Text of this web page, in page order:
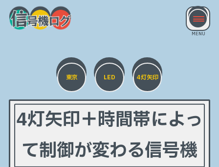
東京 LED 4灯矢印
4灯矢印＋時間帯によっ
て制御が変わる信号機